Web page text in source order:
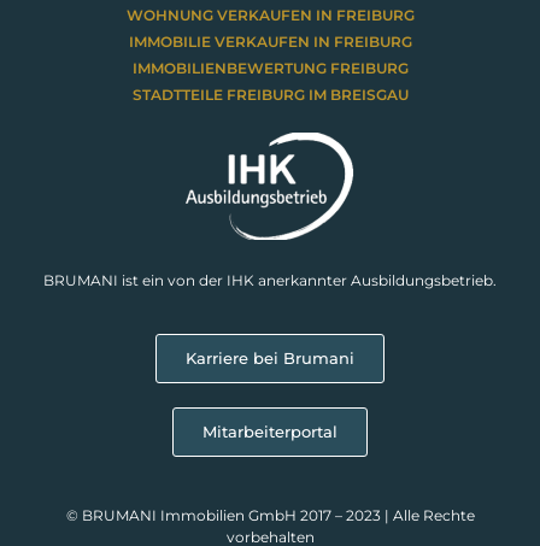
WOHNUNG VERKAUFEN IN FREIBURG
IMMOBILIE VERKAUFEN IN FREIBURG
IMMOBILIENBEWERTUNG FREIBURG
STADTTEILE FREIBURG IM BREISGAU
BRUMANI ist ein von der IHK anerkannter Ausbildungsbetrieb.
Karriere bei Brumani
Mitarbeiterportal
© BRUMANI Immobilien GmbH 2017 – 2023 | Alle Rechte
vorbehalten